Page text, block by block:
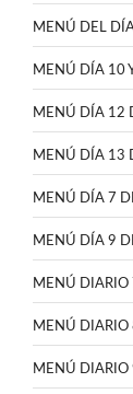
MENÚ DEL
MENÚ DÍA 10
MENÚ DÍA 12
MENÚ DÍA 13
MENÚ DÍA 7
MENÚ DÍA 9
MENÚ DIARIO
MENÚ DIARIO
MENÚ DIARIO